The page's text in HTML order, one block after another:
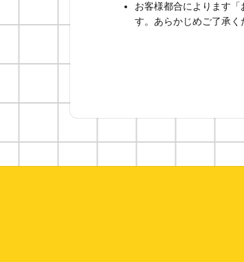
お客様都合によります
す。あらかじめご了承く